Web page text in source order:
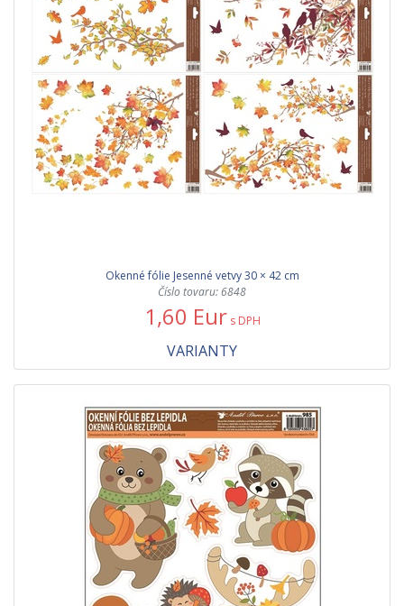
Okenné fólie Jesenné vetvy 30 × 42 cm
Číslo tovaru: 6848
1,60 Eur s DPH
VARIANTY